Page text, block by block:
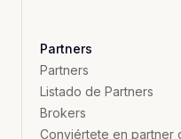
Partners
Partners
Listado de Partners
Brokers
Conviértete en partner